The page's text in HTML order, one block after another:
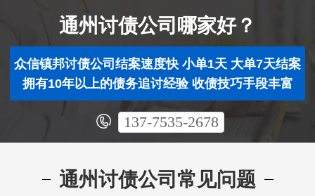
通州讨债公司哪家好？
众信镇邦讨债公司结案速度快 小单1天 大单7天结案
拥有10年以上的债务追讨经验 收债技巧手段丰富
137-7535-2678
通州讨债公司常见问题